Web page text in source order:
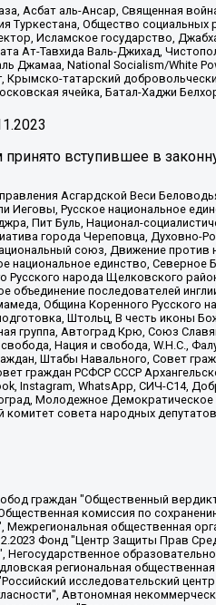
Асбат аль-Ансар, Священная
Туркестана, Общество
Исламское государство,
Ат-Тавхида Валь-Джихад,
National Socialism/White
Крымско-татарский
ячейка, Батал-Хаджи
вступившее в
Асгардской Веси
Русское национальное
Пит Буль, Национал-
города Череповца, Духовно-
союз, Движение против
национальное единство, Северное
Русского народа Щелковского
объединение последователей
Община Коренного Русского
Штольц, В честь иконы
группа, Автоград Крю, Союз
Нация и свобода, W.H.С.,
Штабы Навального, Совет
граждан РСФСР СССР
Instagram, WhatsApp, СИЧ-С14,
Молодежное
совета народных
ЛГБТ - сеть", Оленичев Максим Владимирович, Павлов Иван Юрьевич, Скворцова Елена Сергеевна, Общество с ограниченной ответственностью "Как бы инагент", Кочетков Игорь Викторович, Общество с ограниченной ответственностью "Честные выборы", Еланчик Олег Александрович, Общество с ограниченной ответственностью "Нобелевский призыв", Гималова Регина Эмилевна, Григорьев Андрей Валерьевич, Григорьева Алина Александровна, Ассоциация по содействию защите прав призывников, альтернативнослужащих и военнослужащих "Правозащитная группа "Гражданин.Армия.Право", Хисамова Регина Фаритовна, Автономная некоммерческая организация по реализации социально-правовых программ "Лилит", Дальневосточное общественное движение "Маяк", Санкт-Петербургская ЛГБТ-инициативная группа "Выход", Инициативная группа ЛГБТ+ "Реверс", Алексеев Андрей Викторович, Бекбулатова Таисия Львовна, Беляев Иван Михайлович, Владыкина Елена Сергеевна, Гельман Марат Александрович, Никульшина Вероника Юрьевна, Толоконникова Надежда Андреевна, Шендерович Виктор Анатольевич, Общество с ограниченной ответственностью "Данное сообщение", Общество с ограниченной ответственностью Издательский дом "Новая глава", Айнбиндер Александра Александровна, Московский комьюнити-центр для ЛГБТ+инициатив, Благотворительный фонд развития филантропии, Deutsche Welle (Германия, Kurt-Schumacher-Strasse 3, 53113 Bonn), Борзунова Мария Михайловна, Воробьев Виктор Викторович, Голубева Анна Львовна, Константинова Алла Михайловна, Малкова Ирина Владимировна, Мурадов Мурад Абдулгалимович, Осетинская Елизавета Николаевна, Понасенков Евгений Николаевич, Ганапольский Матвей Юрьевич, Киселев Евгений Алексеевич, Борухович Ирина Григорьевна, Дремин Иван Тимофеевич, Дубровский Дмитрий Викторович, Красноярская региональная общественная организация